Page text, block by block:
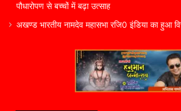
पौधारोपण से बच्चों में बढ़ा उत्साह
अखण्ड भारतीय नामदेव महासभा रजि0 इंडिया का हुआ